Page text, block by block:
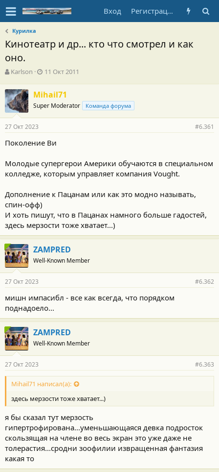
Вход Регистрация
Курилка
Кинотеатр и др... кто что смотрел и как
оно.
А
т
о
р
т
е
м
ы
Karlson
Д
а
н
а
л
11 Окт 2011
Mihail71
Super Moderator Команда форума
27 Окт 2023 #6.361
Поколение Ви
Молодые супергерои Америки обучаются в специальном
колледже, которым управляет компания Vought.
Дополнение к Пацанам или как это модно называть,
спин-офф)
И хоть пишут, что в Пацанах намного больше гадостей,
здесь мерзости тоже хватает...)
ZAMPRED
Well-Known Member
27 Окт 2023 #6.362
мишн импасибл - все как всегда, что порядком
поднадоело...
ZAMPRED
Well-Known Member
27 Окт 2023 #6.363
Mihail71 написал(а):
здесь мерзости тоже хватает...)
я бы сказал тут мерзость
гипертрофирована...уменьшающаяся девка подросток
скользящая на члене во весь экран это уже даже не
толерастия...сродни зоофилии извращенная фантазия
какая то